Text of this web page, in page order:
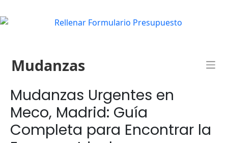
Mudanzas
Mudanzas Urgentes en
Meco, Madrid: Guía
Completa para Encontrar la